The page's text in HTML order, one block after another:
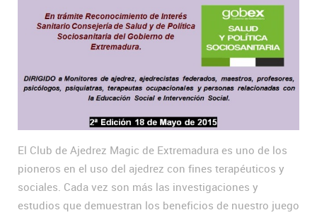
El Club de Ajedrez Magic de Extremadura es uno de los
pioneros en el uso del ajedrez con fines terapéuticos y
sociales. Cada vez son más las investigaciones y
estudios que demuestran los beneficios de nuestro juego